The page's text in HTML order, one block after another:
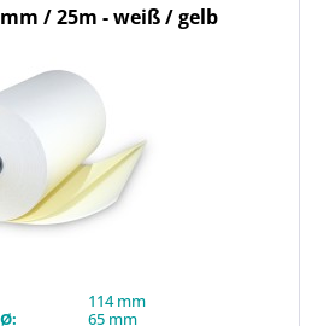
/ 25m - weiß / gelb
114 mm
65 mm